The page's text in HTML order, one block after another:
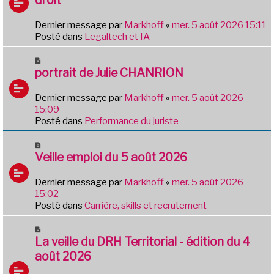
g
e
v
a
u
s
a
g
e
Dernier message par Markhoff« mer. 5 août 2026 15:11
Posté dans Legaltech et IA
o
v
e
a
u
e
s
a
g
e
portrait de Julie CHANRION
Dernier message par Markhoff« mer. 5 août 2026
15:09
Posté dans Performance du juriste
o
v
e
a
u
e
s
s
Veille emploi du 5 août 2026
Dernier message par Markhoff« mer. 5 août 2026
15:02
Posté dans Carrière, skills et recrutement
o
u
v
La veille du DRH Territorial - édition du 4
août 2026